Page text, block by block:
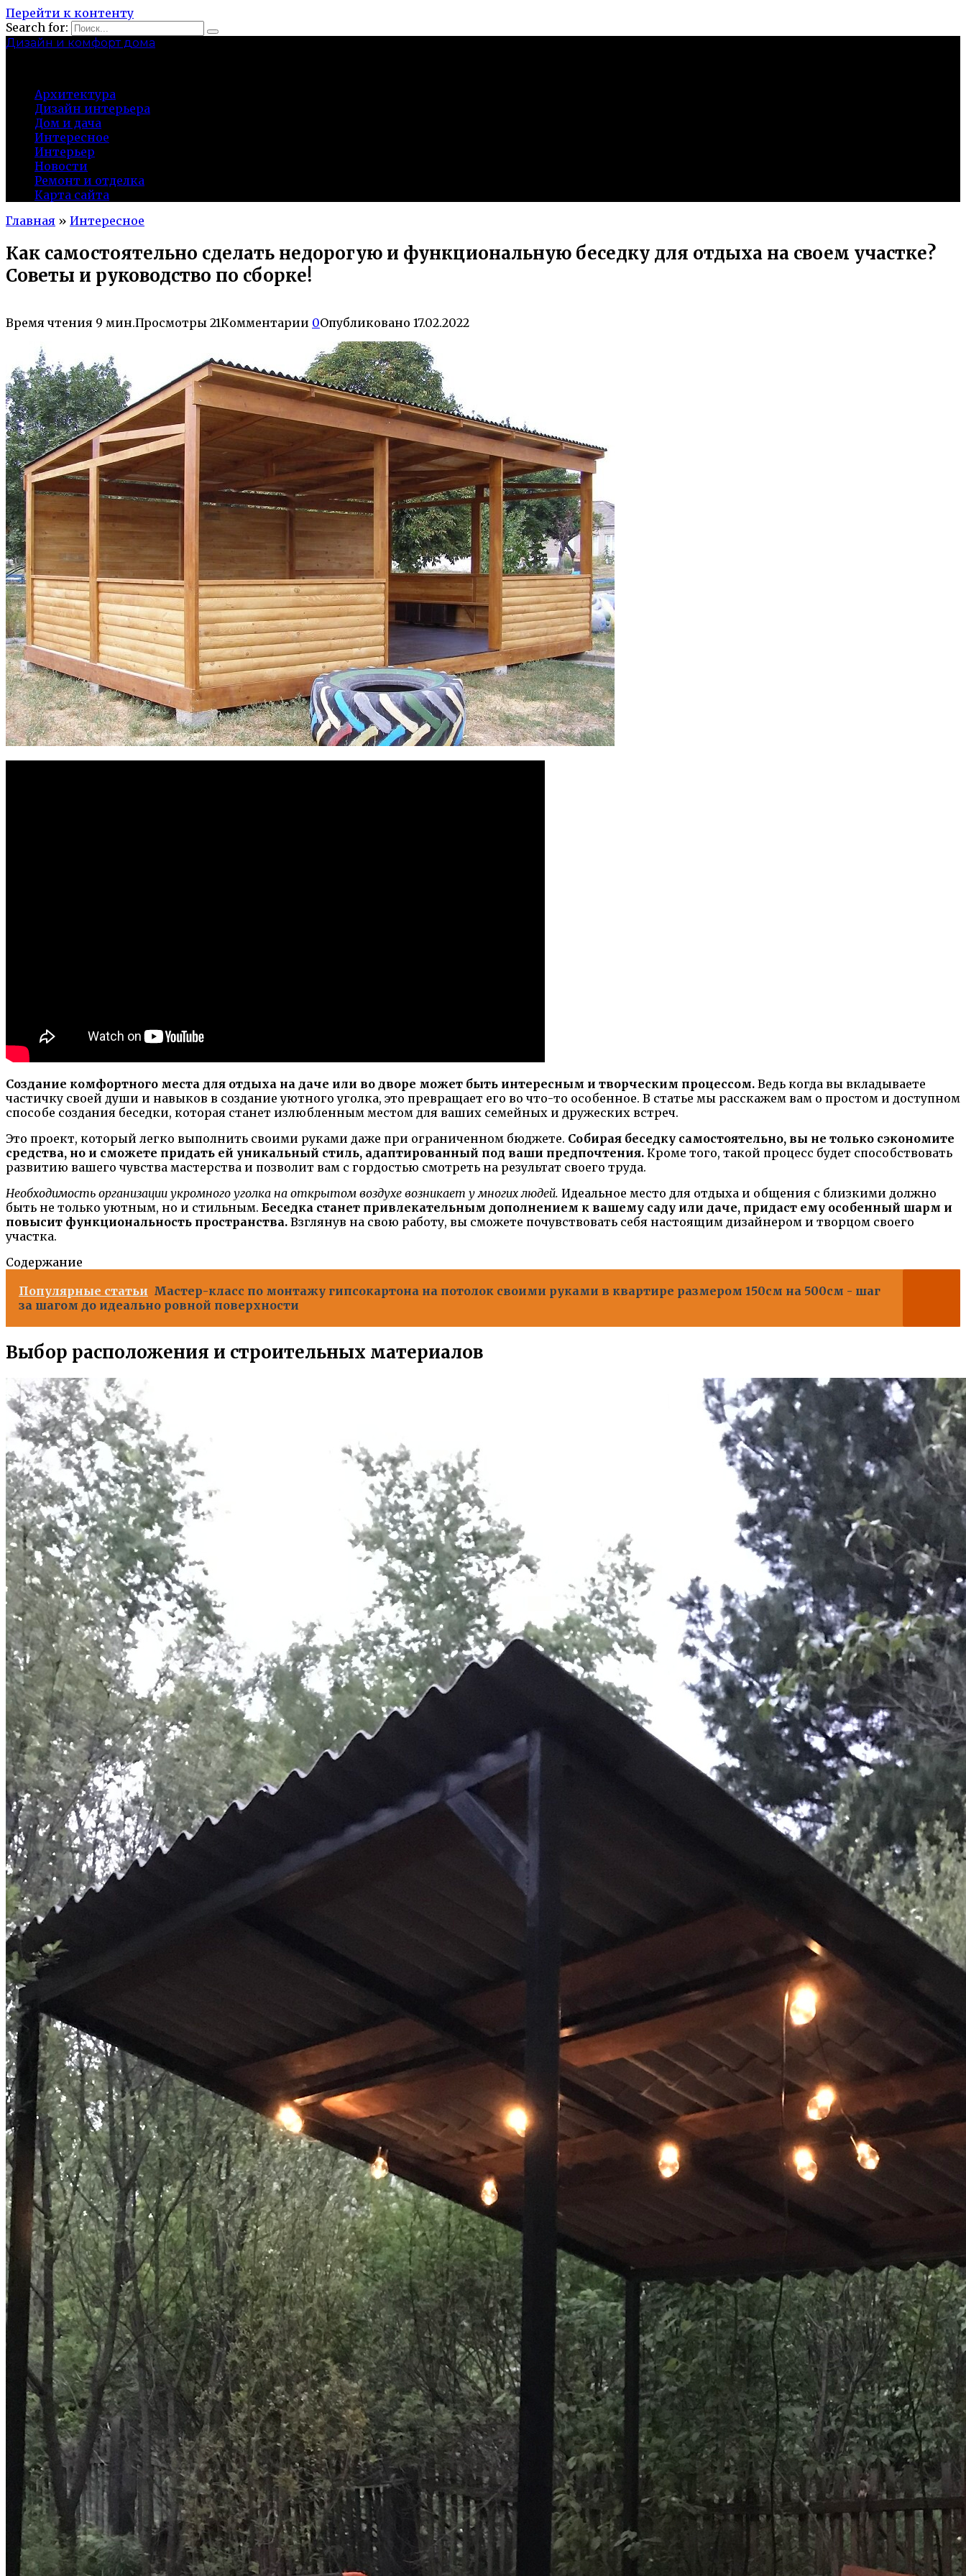
Перейти к контенту
Search for:
Дизайн и комфорт дома
Архитектура
Дизайн интерьера
Дом и дача
Интересное
Интерьер
Новости
Ремонт и отделка
Карта сайта
Главная » Интересное
Как самостоятельно сделать недорогую и функциональную беседку для отдыха на своем участке?
Советы и руководство по сборке!
Время чтения 9 мин.Просмотры 21Комментарии 0Опубликовано 17.02.2022
Создание комфортного места для отдыха на даче или во дворе может быть интересным и творческим процессом. Ведь когда вы вкладываете
частичку своей души и навыков в создание уютного уголка, это превращает его во что-то особенное. В статье мы расскажем вам о простом и доступном
способе создания беседки, которая станет излюбленным местом для ваших семейных и дружеских встреч.
Это проект, который легко выполнить своими руками даже при ограниченном бюджете. Собирая беседку самостоятельно, вы не только сэкономите
средства, но и сможете придать ей уникальный стиль, адаптированный под ваши предпочтения. Кроме того, такой процесс будет способствовать
развитию вашего чувства мастерства и позволит вам с гордостью смотреть на результат своего труда.
Необходимость организации укромного уголка на открытом воздухе возникает у многих людей. Идеальное место для отдыха и общения с близкими должно
быть не только уютным, но и стильным. Беседка станет привлекательным дополнением к вашему саду или даче, придаст ему особенный шарм и
повысит функциональность пространства. Взглянув на свою работу, вы сможете почувствовать себя настоящим дизайнером и творцом своего
участка.
Содержание
Популярные статьи Мастер-класс по монтажу гипсокартона на потолок своими руками в квартире размером 150см на 500см - шаг
за шагом до идеально ровной поверхности
Выбор расположения и строительных материалов